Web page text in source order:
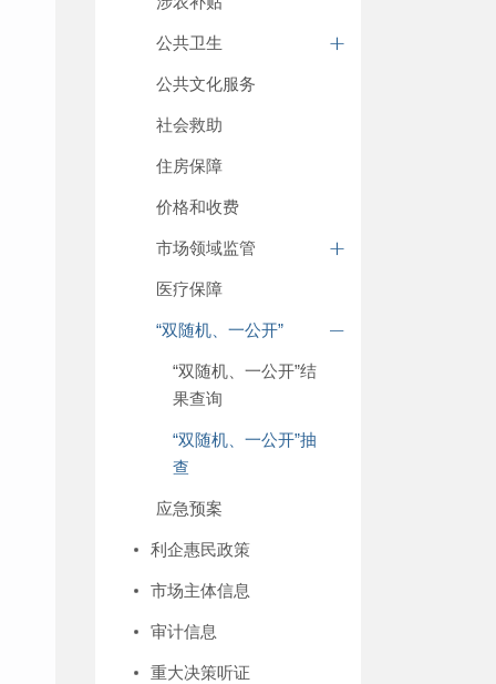
公共卫生
公共文化服务
社会救助
住房保障
价格和收费
市场领域监管
医疗保障
“双随机、一公开”
“双随机、一公开”结
果查询
“双随机、一公开”抽
查
应急预案
利企惠民政策
市场主体信息
审计信息
重大决策听证